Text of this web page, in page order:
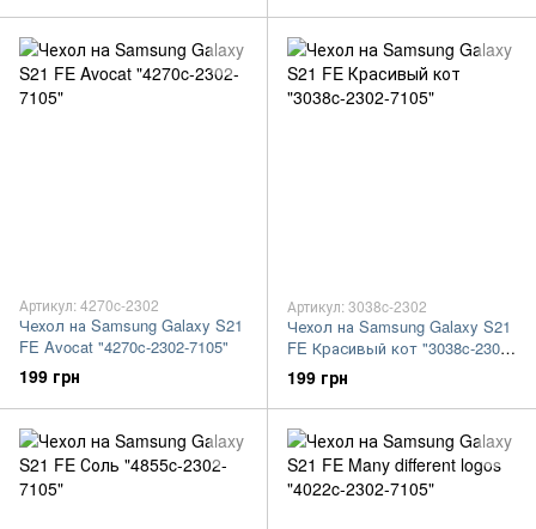
Артикул: 4270c-2302
Чехол на Samsung Galaxy S21
FE Avocat "4270c-2302-7105"
199 грн
Артикул: 3038c-2302
Чехол на Samsung Galaxy S21
FE Красивый кот "3038c-2302-
7105"
199 грн